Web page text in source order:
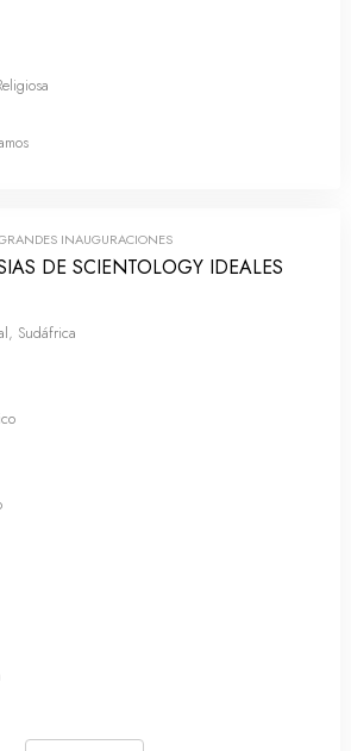
INAUGURACIONES
DE SCIENTOLOGY IDEALES
Sudáfrica